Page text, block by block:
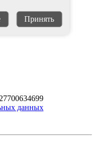
данных
Принять